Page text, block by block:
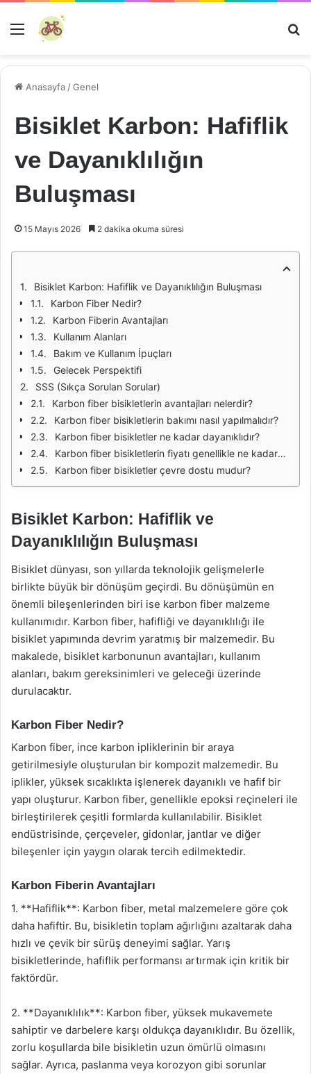
Menü
Anasayfa /Genel
Bisiklet Karbon: Hafiflik
ve Dayanıklılığın
Buluşması
15 Mayıs 2026 2 dakika okuma süresi
Bisiklet Karbon: Hafiflik ve Dayanıklılığın Buluşması
Karbon Fiber Nedir?
Karbon Fiberin Avantajları
Kullanım Alanları
Bakım ve Kullanım İpuçları
Gelecek Perspektifi
SSS (Sıkça Sorulan Sorular)
Karbon fiber bisikletlerin avantajları nelerdir?
Karbon fiber bisikletlerin bakımı nasıl yapılmalıdır?
Karbon fiber bisikletler ne kadar dayanıklıdır?
Karbon fiber bisikletlerin fiyatı genellikle ne kadardır?
Karbon fiber bisikletler çevre dostu mudur?
Bisiklet Karbon: Hafiflik ve
Dayanıklılığın Buluşması
Bisiklet dünyası, son yıllarda teknolojik gelişmelerle
birlikte büyük bir dönüşüm geçirdi. Bu dönüşümün en
önemli bileşenlerinden biri ise karbon fiber malzeme
kullanımıdır. Karbon fiber, hafifliği ve dayanıklılığı ile
bisiklet yapımında devrim yaratmış bir malzemedir. Bu
makalede, bisiklet karbonunun avantajları, kullanım
alanları, bakım gereksinimleri ve geleceği üzerinde
durulacaktır.
Karbon Fiber Nedir?
Karbon fiber, ince karbon ipliklerinin bir araya
getirilmesiyle oluşturulan bir kompozit malzemedir. Bu
iplikler, yüksek sıcaklıkta işlenerek dayanıklı ve hafif bir
yapı oluşturur. Karbon fiber, genellikle epoksi reçineleri ile
birleştirilerek çeşitli formlarda kullanılabilir. Bisiklet
endüstrisinde, çerçeveler, gidonlar, jantlar ve diğer
bileşenler için yaygın olarak tercih edilmektedir.
Karbon Fiberin Avantajları
1. **Hafiflik**: Karbon fiber, metal malzemelere göre çok
daha hafiftir. Bu, bisikletin toplam ağırlığını azaltarak daha
hızlı ve çevik bir sürüş deneyimi sağlar. Yarış
bisikletlerinde, hafiflik performansı artırmak için kritik bir
faktördür.
2. **Dayanıklılık**: Karbon fiber, yüksek mukavemete
sahiptir ve darbelere karşı oldukça dayanıklıdır. Bu özellik,
zorlu koşullarda bile bisikletin uzun ömürlü olmasını
sağlar. Ayrıca, paslanma veya korozyon gibi sorunlar